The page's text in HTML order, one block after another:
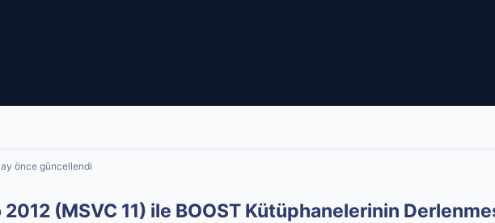
ay önce güncellendi
(MSVC 11) ile BOOST Kütüphanelerinin